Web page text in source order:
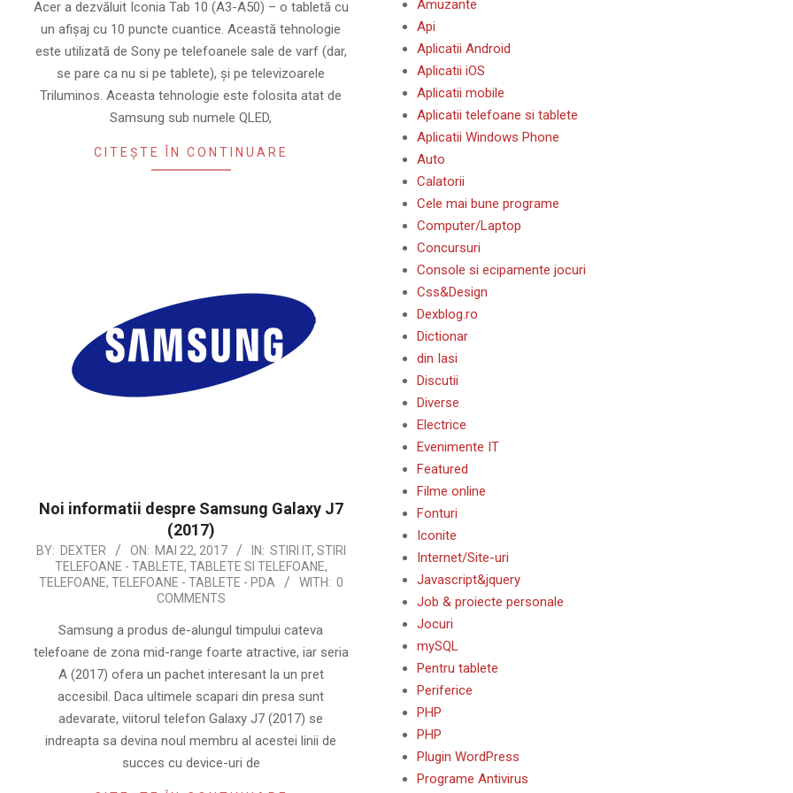
Acer a dezvăluit Iconia Tab 10 (A3-A50) – o tabletă cu
un afișaj cu 10 puncte cuantice. Această tehnologie
este utilizată de Sony pe telefoanele sale de varf (dar,
se pare ca nu si pe tablete), și pe televizoarele
Triluminos. Aceasta tehnologie este folosita atat de
Samsung sub numele QLED,
CITEȘTE ÎN CONTINUARE
Noi informatii despre Samsung Galaxy J7
(2017)
2017-
BY: DEXTER ON: MAI 22, 2017 IN: STIRI IT, STIRI
TELEFOANE - TABLETE, TABLETE SI TELEFOANE,
TELEFOANE, TELEFOANE - TABLETE - PDA WITH: 0
COMMENTS
Samsung a produs de-alungul timpului cateva
telefoane de zona mid-range foarte atractive, iar seria
A (2017) ofera un pachet interesant la un pret
accesibil. Daca ultimele scapari din presa sunt
adevarate, viitorul telefon Galaxy J7 (2017) se
indreapta sa devina noul membru al acestei linii de
succes cu device-uri de
Amuzante
Api
Aplicatii Android
Aplicatii iOS
Aplicatii mobile
Aplicatii telefoane si tablete
Aplicatii Windows Phone
Auto
Calatorii
Cele mai bune programe
Computer/Laptop
Concursuri
Console si ecipamente jocuri
Css&Design
Dexblog.ro
Dictionar
din Iasi
Discutii
Diverse
Electrice
Evenimente IT
Featured
Filme online
Fonturi
Iconite
Internet/Site-uri
Javascript&jquery
Job & proiecte personale
Jocuri
mySQL
Pentru tablete
Periferice
PHP
PHP
Plugin WordPress
Programe Antivirus